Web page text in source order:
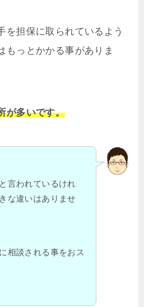
を担保に取られているよう
もっとかかる事がありま
が多いです。
言われているけれ
な違いはありませ
相談される事をおス